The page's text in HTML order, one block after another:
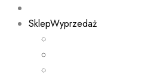
SklepWyprzedaż